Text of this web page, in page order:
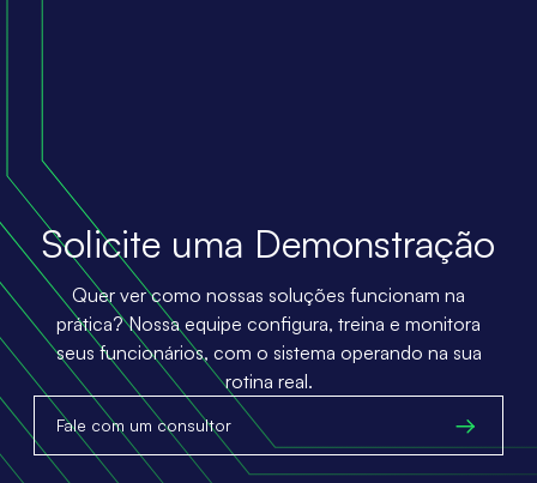
Solicite uma Demonstração
Quer ver como nossas soluções funcionam na
prática? Nossa equipe configura, treina e monitora
seus funcionários, com o sistema operando na sua
rotina real.
Fale com um consultor